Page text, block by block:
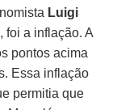
Luigi
foi a inflação. A
pontos acima
Essa inflação
permitia que